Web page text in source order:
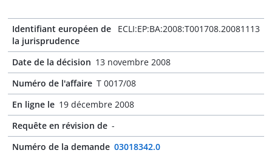
Identifiant européen de
la jurisprudence
ECLI:EP:BA:2008:T001708.20081113
Date de la décision 13 novembre 2008
Numéro de l'affaire T 0017/08
En ligne le 19 décembre 2008
Requête en révision de -
Numéro de la demande 03018342.0